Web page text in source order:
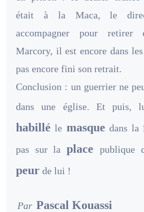
était à la Maca, le
accompagner pour
Marcory, il est encore dans
pas encore fini son retrait.
Conclusion : un guerrier ne
dans une église. Et puis,
habillé le masque dans la
pas sur laplace
peur de lui !
Par Pascal Kouassi